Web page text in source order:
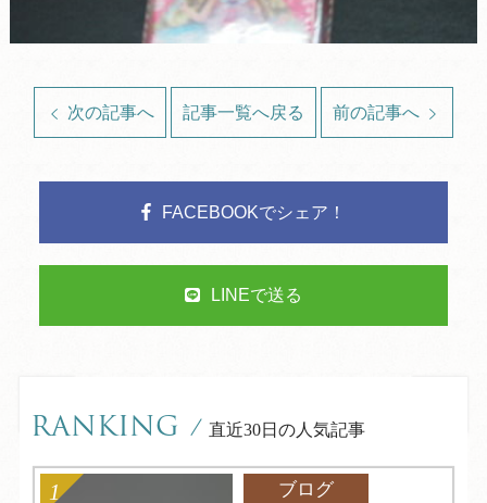
次の記事へ 記事一覧へ戻る 前の記事へ
FACEBOOKでシェア！
LINEで送る
RANKING / 直近30日の人気記事
ブログ